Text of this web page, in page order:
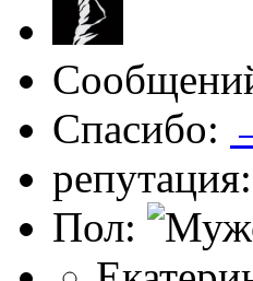
Спасибо:
Пол: